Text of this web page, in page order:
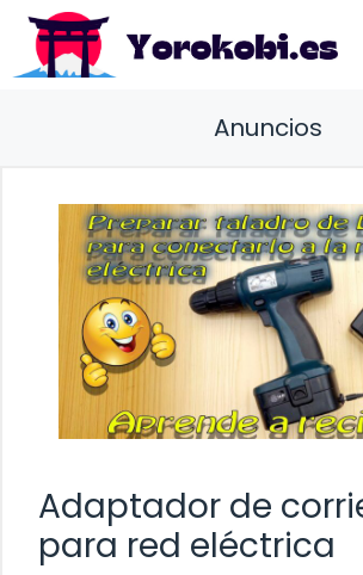
Saltar
contenido
Anuncios
Adaptador de
para red eléctrica